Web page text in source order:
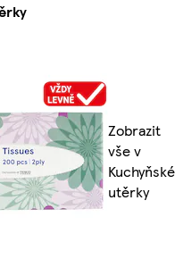
Zobrazit
vše v
Kuchyňské
utěrky